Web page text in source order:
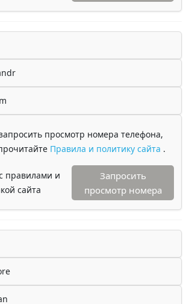
просмотр номера телефона,
Правила и политику сайта .
правилами и
сайта
Запросить
просмотр номера